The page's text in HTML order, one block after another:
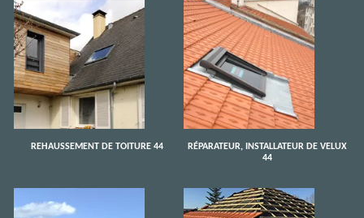
REHAUSSEMENT DE TOITURE 44
RÉPARATEUR, INSTALLATEUR DE VELUX
44